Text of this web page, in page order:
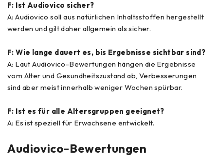
F: Ist Audiovico sicher?
A: Audiovico soll aus natürlichen Inhaltsstoffen hergestellt
werden und gilt daher allgemein als sicher.
F: Wie lange dauert es, bis Ergebnisse sichtbar sind?
A: Laut Audiovico-Bewertungen hängen die Ergebnisse
vom Alter und Gesundheitszustand ab, Verbesserungen
sind aber meist innerhalb weniger Wochen spürbar.
F: Ist es für alle Altersgruppen geeignet?
A: Es ist speziell für Erwachsene entwickelt.
Audiovico-Bewertungen